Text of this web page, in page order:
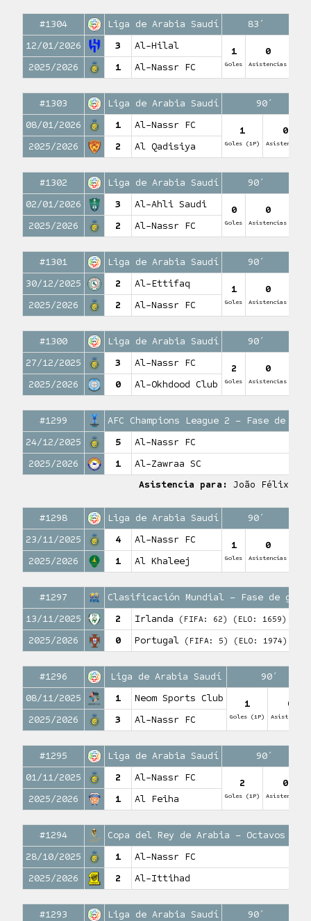
#1304 Liga de Arabia Saudí
83′
12/01/2026
3 Al-Hilal 1
Goles
0
Asistencias
2025/2026 1 Al-Nassr FC
#1303 Liga de Arabia Saudí
90′
08/01/2026
1 Al-Nassr FC 1
Goles (1P)
0
Asistencias
2025/2026 2 Al Qadisiya
#1302 Liga de Arabia Saudí
90′
02/01/2026
3 Al-Ahli Saudi 0
Goles
0
Asistencias
2025/2026 2 Al-Nassr FC
#1301 Liga de Arabia Saudí
90′
30/12/2025
2 Al-Ettifaq 1
Goles
0
Asistencias
2025/2026 2 Al-Nassr FC
#1300 Liga de Arabia Saudí
90′
27/12/2025
3 Al-Nassr FC 2
Goles
0
Asistencias
2025/2026 0 Al-Okhdood Club
#1299
AFC Champions League 2 – Fase de
24/12/2025
5
Al-Nassr FC
2025/2026
1
Al-Zawraa SC
Asistencia para: João Félix
#1298 Liga de Arabia Saudí
90′
23/11/2025
4 Al-Nassr FC 1
Goles
0
Asistencias
2025/2026 1 Al Khaleej
#1297
Clasificación Mundial – Fase de
13/11/2025
2 Irlanda (FIFA: 62) (ELO: 1659)
2025/2026 0 Portugal (FIFA: 5) (ELO: 1974)
#1296 Liga de Arabia Saudí
90′
08/11/2025
1 Neom Sports Club 1
Goles (1P)
0
Asistencias
2025/2026 3 Al-Nassr FC
#1295 Liga de Arabia Saudí
90′
01/11/2025
2 Al-Nassr FC 2
Goles (1P)
0
Asistencias
2025/2026 1 Al Feiha
#1294
Copa del Rey de Arabia – Octavos
28/10/2025
1
Al-Nassr FC
2025/2026
2 Al-Ittihad
#1293 Liga de Arabia Saudí
90′